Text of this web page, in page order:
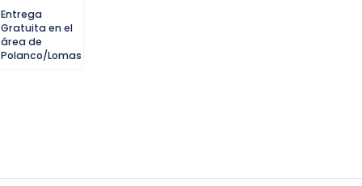
Entrega
Gratuita en el
área de
Polanco/Lomas